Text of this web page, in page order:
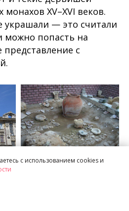
монахов XV–XVI веков.
украшали — это считали
можно попасть на
с
с использованием cookies и